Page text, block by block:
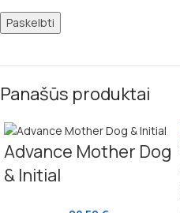
Panašūs produktai
Advance Mother Dog
& Initial